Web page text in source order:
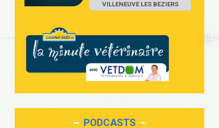
VILLENEUVE LES BEZIERS
PODCASTS